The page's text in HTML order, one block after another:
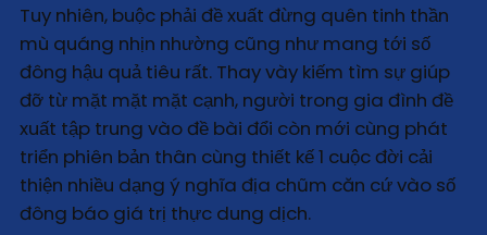
Tuy nhiên, buộc phải đề xuất đừng quên tinh thần
mù quáng nhịn nhường cũng như mang tới số
đông hậu quả tiêu rất. Thay vày kiếm tìm sự giúp
đỡ từ mặt mặt mặt cạnh, người trong gia đình đề
xuất tập trung vào đề bài đổi còn mới cùng phát
triển phiên bản thân cùng thiết kế 1 cuộc đời cải
thiện nhiều dạng ý nghĩa địa chũm căn cứ vào số
đông báo giá trị thực dung dịch.